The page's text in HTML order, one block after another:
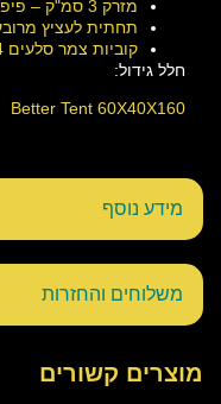
מזרק 3 סמ"ק – פיפטה – 3 יח'.
תחתית לעציץ מרובע 11 דופן גבוהה – 2
קוביות צמר סלעים 4X4 ס"מ להנבטת ייחורים – 2 יח'
חלל גידול:
Better Tent 60X40X160
מידע נוסף
משלוחים והחזרות
מוצרים קשורים